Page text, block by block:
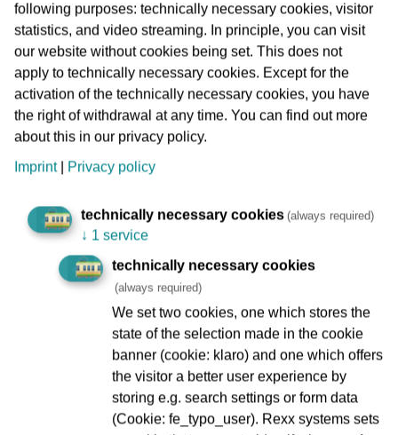
„Nachdem die ersten Exemplare nicht den bestellten
Anforderungen entsprachen, waren umfangreiche
Überarbeitungen nötig. Diese befinden sich nun auf der
Zielgeraden, so dass ein Einsatz des ersten überarbeiteten
‚T‘-Wagens im Fahrgastbetrieb wieder möglich ist. Die
Firma Alstom wird im Hintergrund noch Anpassungen und
die behördliche Wiederzulassung der Straßenbahn
vornehmen. Ich danke allen Frankfurterinnen und
sich das Warten gelohnt hat“, ergänzt VGF-Geschäftsführer
Steffen Geers.
Wiedereinsatz nach umfangreichen Tests und
Anpassungen
Mit dem Hersteller Alstom hatte die VGF im vergangenen
Jahr die Übergabe eines überarbeiteten „T“-Wagens für
Sommer 2025 vereinbart, nachdem die ersten
ausgelieferten Fahrzeuge mit wesentlichen technischen
Mängeln nicht von der VGF abgenommen werden konnten.
Die VGF hatte die Auslieferung daher vorerst stoppen
following purposes: technically necessary cookies, visitor
statistics, and video streaming. In principle, you can visit
our website without cookies being set. This does not
apply to technically necessary cookies. Except for the
activation of the technically necessary cookies, you have
the right of withdrawal at any time. You can find out more
about this in our privacy policy.
Imprint| Privacy policy
technically necessary cookies (always required)
↓ 1 service
technically necessary cookies
(always required)
We set two cookies, one which stores the
state of the selection made in the cookie
banner (cookie: klaro) and one which offers
the visitor a better user experience by
storing e.g. search settings or form data
(Cookie: fe_typo_user). Rexx systems sets